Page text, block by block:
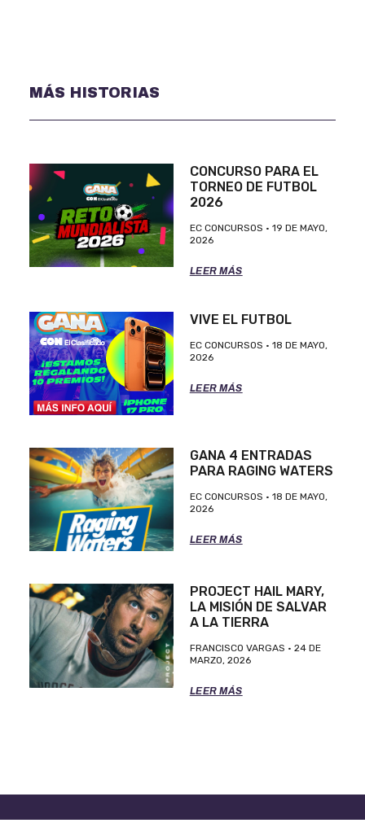
MÁS HISTORIAS
CONCURSO PARA EL
TORNEO DE FUTBOL
2026
EC CONCURSOS
19 DE MAYO,
2026
LEER MÁS
VIVE EL FUTBOL
EC CONCURSOS
18 DE MAYO,
2026
LEER MÁS
GANA 4 ENTRADAS
PARA RAGING WATERS
EC CONCURSOS
18 DE MAYO,
2026
LEER MÁS
PROJECT HAIL MARY,
LA MISIÓN DE SALVAR
A LA TIERRA
FRANCISCO VARGAS
24 DE
MARZO, 2026
LEER MÁS